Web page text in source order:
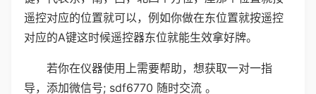
遥控对应的位置就可以，例如你做在东位置就按遥控
对应的A键这时候遥控器东位就能生效拿好牌。
若你在仪器使用上需要帮助，想获取一对一指
导，添加微信号; sdf6770 随时交流 。